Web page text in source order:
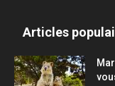
Articles